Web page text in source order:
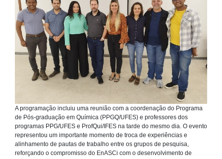
A programação incluiu uma reunião com a coordenação do Programa
de Pós-graduação em Química (PPGQ/UFES) e professores dos
programas PPG/UFES e ProfQui/IFES na tarde do mesmo dia. O evento
representou um importante momento de troca de experiências e
alinhamento de pautas de trabalho entre os grupos de pesquisa,
reforçando o compromisso do EnASCi com o desenvolvimento de